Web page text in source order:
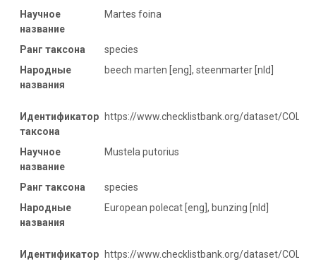
Научное
название
Martes foina
Ранг таксона
species
Народные
названия
beech marten [eng], steenmarter [nld]
Идентификатор
таксона
https://www.checklistbank.org/dataset/
Научное
название
Mustela putorius
Ранг таксона
species
Народные
названия
European polecat [eng], bunzing [nld]
Идентификатор
https://www.checklistbank.org/dataset/